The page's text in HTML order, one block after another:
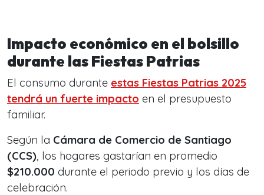
Impacto económico en el bolsillo
durante las Fiestas Patrias
El consumo durante estas Fiestas Patrias 2025
tendrá un fuerte impacto en el presupuesto
familiar.
Según la Cámara de Comercio de Santiago
(CCS), los hogares gastarían en promedio
$210.000 durante el periodo previo y los días de
celebración.